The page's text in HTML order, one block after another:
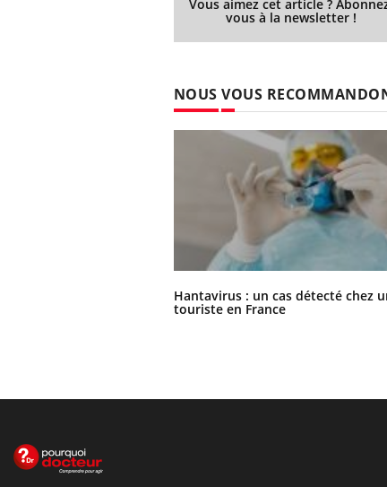
Vous aimez cet article ?
vous à la newsletter !
NOUS VOUS
Hantavirus : un cas détecté chez
touriste en France